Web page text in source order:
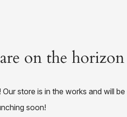
on the horizon
store is in the works and will be
soon!